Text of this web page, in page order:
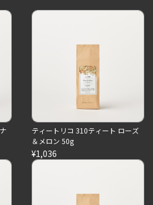
ティートリコ 310ティート ローズ
＆メロン 50g
¥1,036